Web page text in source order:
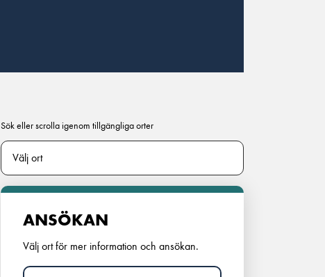
Sök eller scrolla igenom tillgängliga orter
ANSÖKAN
Välj ort för mer information och ansökan.